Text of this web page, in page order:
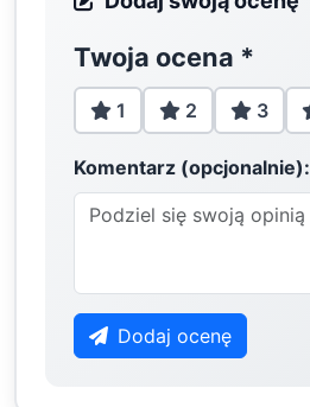
Twoja ocena *
1 2 3
Komentarz (opcjonalnie):
Dodaj ocenę